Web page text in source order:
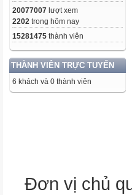
20077007 lượt xem
2202 trong hôm nay
15281475 thành viên
THÀNH VIÊN TRỰC TUYẾN
6 khách và 0 thành viên
Đơn vị chủ